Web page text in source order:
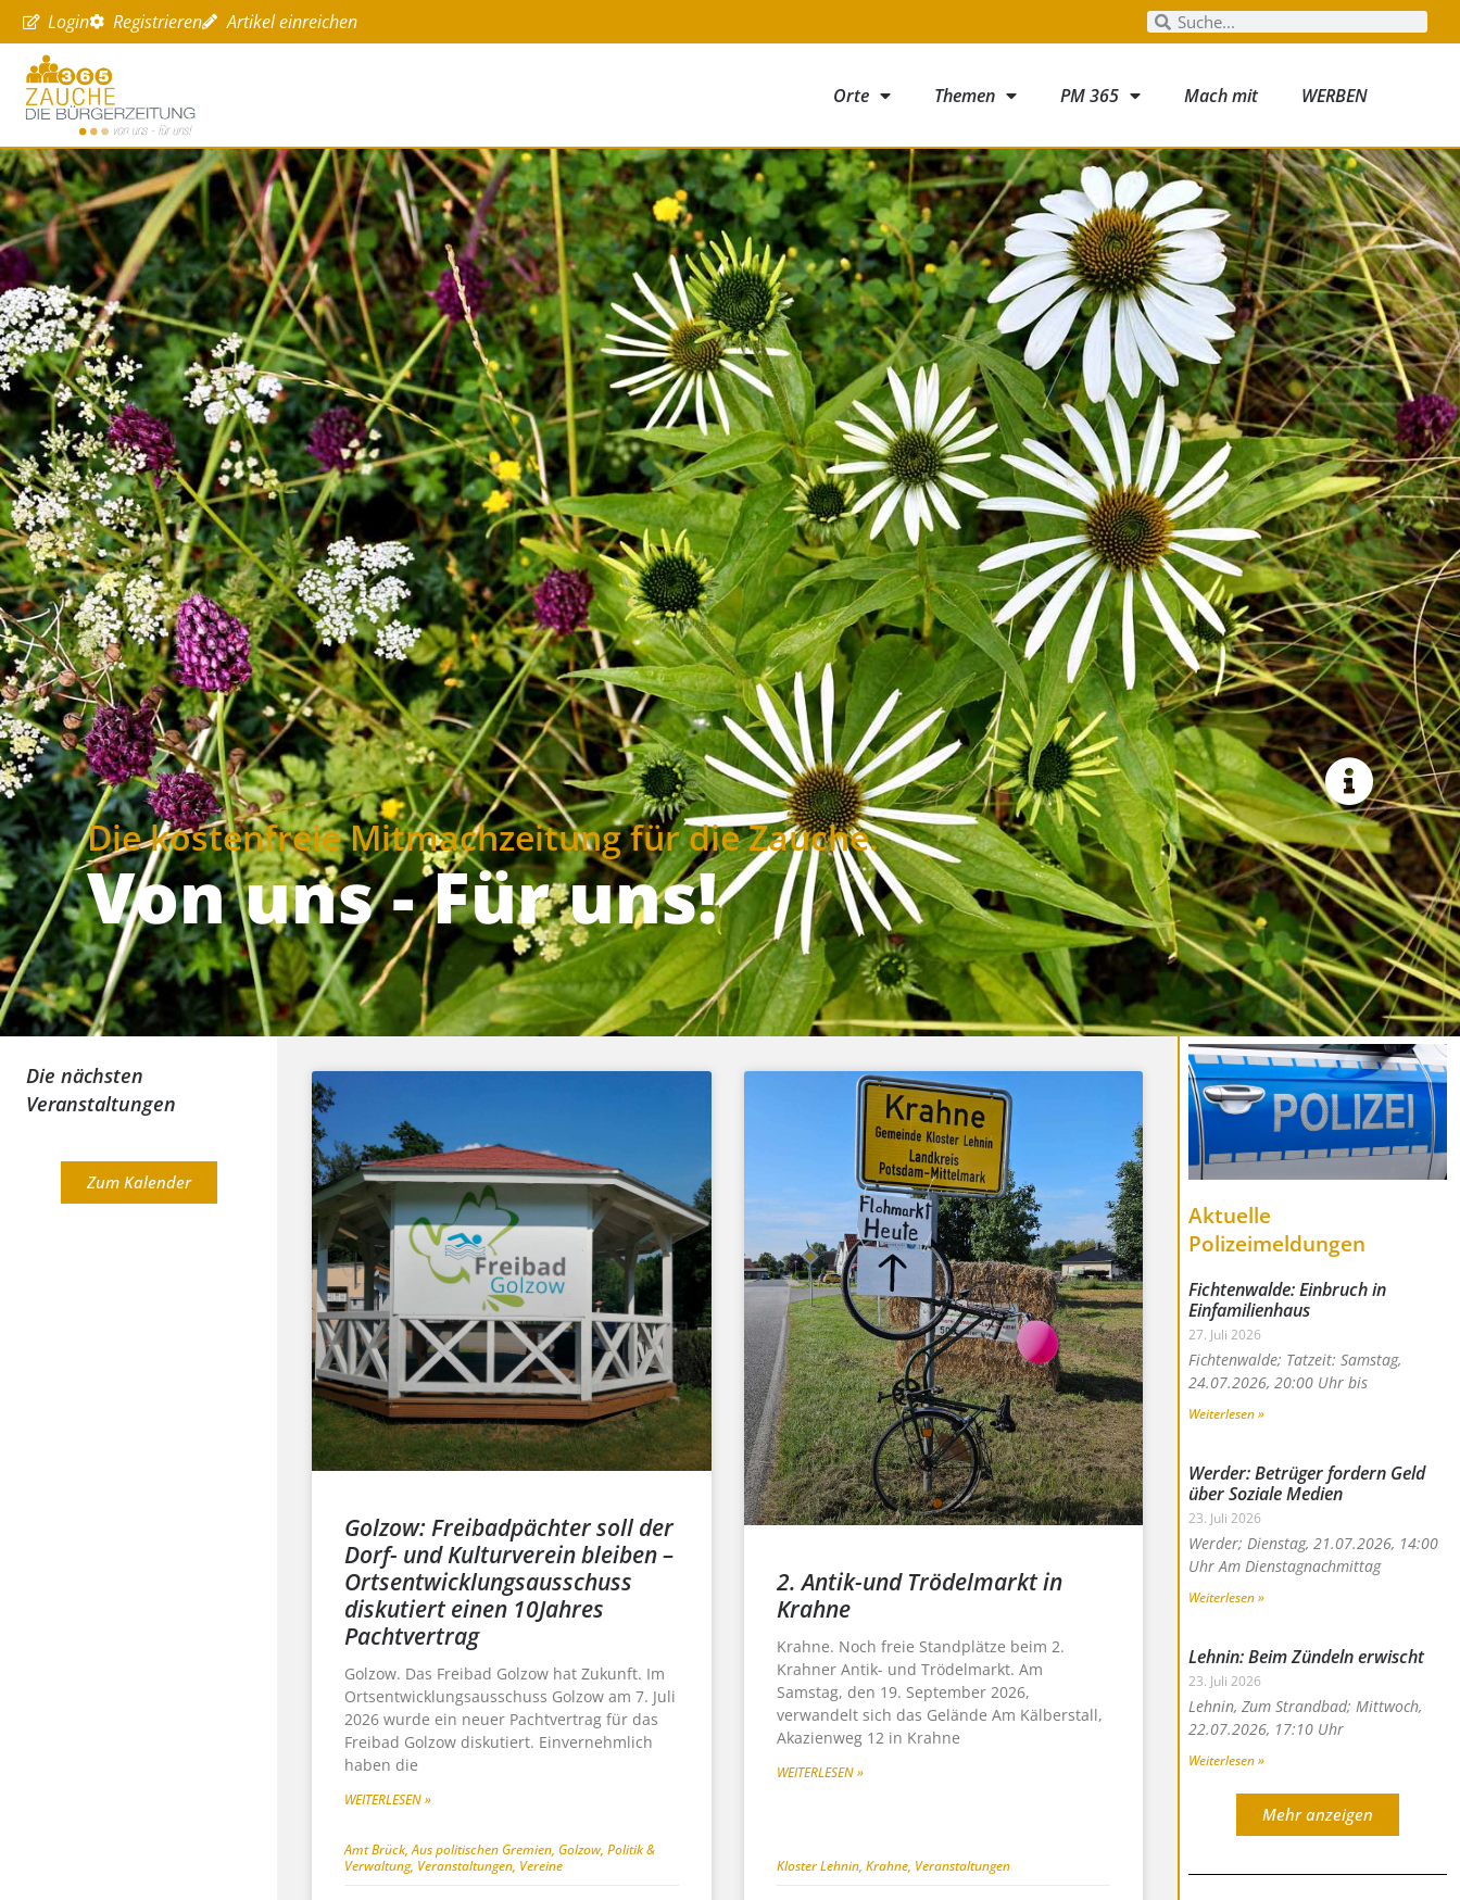
Login Registrieren Artikel einreichen
Orte Themen PM 365 Mach mit WERBEN
Die kostenfreie Mitmachzeitung für die Zauche.
Von uns - Für uns!
Die nächsten
Veranstaltungen
Zum Kalender
Golzow: Freibadpächter soll der
Dorf- und Kulturverein bleiben –
Ortsentwicklungsausschuss
diskutiert einen 10Jahres
Pachtvertrag
Golzow. Das Freibad Golzow hat Zukunft. Im
Ortsentwicklungsausschuss Golzow am 7. Juli
2026 wurde ein neuer Pachtvertrag für das
Freibad Golzow diskutiert. Einvernehmlich
haben die
WEITERLESEN »
Amt Brück,Aus politischen Gremien,Golzow,Politik &
Verwaltung, Veranstaltungen, Vereine
2. Antik-und Trödelmarkt in
Krahne
Krahne. Noch freie Standplätze beim 2.
Krahner Antik- und Trödelmarkt. Am
Samstag, den 19. September 2026,
verwandelt sich das Gelände Am Kälberstall,
Akazienweg 12 in Krahne
WEITERLESEN »
Kloster Lehnin, Krahne, Veranstaltungen
Aktuelle
Polizeimeldungen
Fichtenwalde: Einbruch in
Einfamilienhaus
27. Juli 2026
Fichtenwalde; Tatzeit: Samstag,
24.07.2026, 20:00 Uhr bis
Weiterlesen »
Werder: Betrüger fordern Geld
über Soziale Medien
23. Juli 2026
Werder; Dienstag, 21.07.2026, 14:00
Uhr Am Dienstagnachmittag
Weiterlesen »
Lehnin: Beim Zündeln erwischt
23. Juli 2026
Lehnin, Zum Strandbad; Mittwoch,
22.07.2026, 17:10 Uhr
Weiterlesen »
Mehr anzeigen